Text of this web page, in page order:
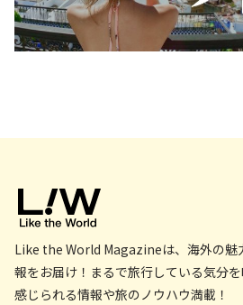
Like the World Magazineは、海外の魅
報をお届け！まるで旅行している気分
感じられる情報や旅のノウハウ満載！